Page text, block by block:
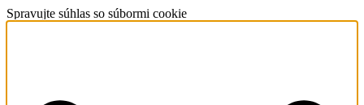
Spravujte súhlas so súbormi cookie